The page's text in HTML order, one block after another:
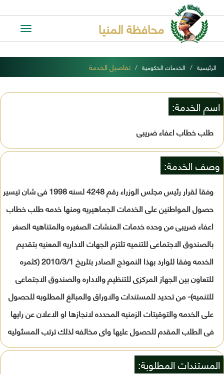
Toggle
محافظة المنيا
الرئيسية الخدمات الحكومية تفاصيل الخدمة
اسم الخدمة:
طلب خطاب اعفاء ضريبى
وصف الخدمة:
وفقا لقرار رئيس مجلس الوزراء رقم 4248 لسنه 1998 فى شان تيسير
حصول المواطنين على الخدمات الجماهيريه ومنها خدمه طلب خطاب
اعفاء ضريبى من وحده خدمات المنشات الصغيره والمتناهيه الصغر
بالصندوق الاجتماعى للتنميه تلتزم الجهات الاداريه المعنيه بتقديم
الخدمه وفقا للوارد بهذا النموذج الصادر بتلريخ 2010/3/1 (كثمره
للتعاون بين الجهاز المركزى للتنظيم والاداره والصندوق الاجتماعى
للتنميه)- من تحديد للمستندات والاوراق والمبالغ المطلوبه للحصول
على الخدمه والتوقيتات الزمنيه المحدده لانجازها او الاعلان عن رايها
فى الطلب المقدم للحصول عليها واى مخالفه لذلك ترتب المسئوليه
المستندات المطلوبة: